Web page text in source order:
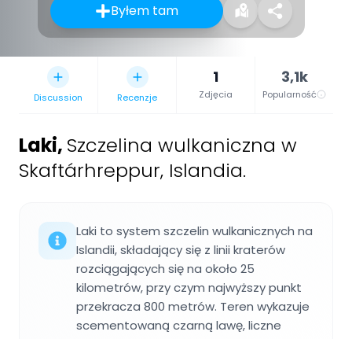
Byłem tam
Discussion Recenzje
1
Zdjęcia
3,1k
Popularność
Laki, Szczelina wulkaniczna w
Skaftárhreppur, Islandia.
Laki to system szczelin wulkanicznych na
Islandii, składający się z linii kraterów
rozciągających się na około 25
kilometrów, przy czym najwyższy punkt
przekracza 800 metrów. Teren wykazuje
scementowaną czarną lawę, liczne